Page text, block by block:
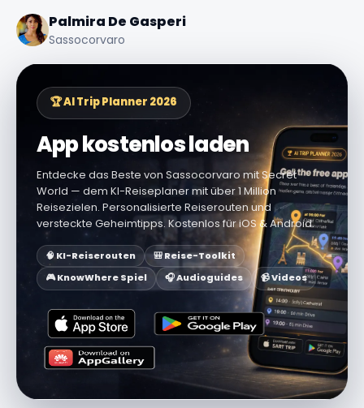
Palmira De Gasperi
Sassocorvaro
🏆 AI Trip Planner 2026
App kostenlos laden
Entdecke das Beste von Sassocorvaro mit Secret
World — dem KI-Reiseplaner mit über 1 Million
Reisezielen. Personalisierte Reiserouten und
versteckte Geheimtipps. Kostenlos für iOS & Android.
🧠 KI-Reiserouten
🎒 Reise-Toolkit
🎮 KnowWhere Spiel
🎧 Audioguides 📹 Videos